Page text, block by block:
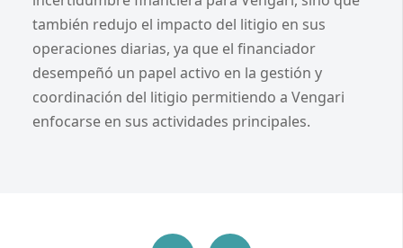
también redujo el impacto del litigio en sus
operaciones diarias, ya que el financiador
desempeñó un papel activo en la gestión y
coordinación del litigio permitiendo a Vengari
enfocarse en sus actividades principales.